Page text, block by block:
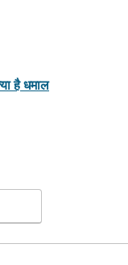
है धमाल